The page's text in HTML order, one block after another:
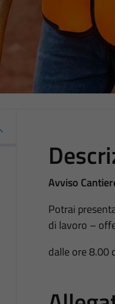
Avviso
Potrai
di lavoro –
dalle ore 8.00